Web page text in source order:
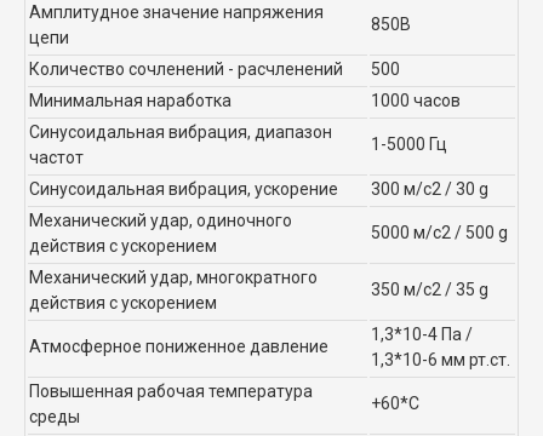
Амплитудное значение напряжения
цепи
850В
Количество сочленений - расчленений
500
Минимальная наработка
1000 часов
Синусоидальная вибрация, диапазон
частот
1-5000 Гц
Синусоидальная вибрация, ускорение
300 м/с2 / 30 g
Механический удар, одиночного
действия с ускорением
5000 м/с2 / 500 g
Механический удар, многократного
действия с ускорением
350 м/с2 / 35 g
Атмосферное пониженное давление
1,3*10-4 Па /
1,3*10-6 мм рт.ст.
Повышенная рабочая температура
среды
+60*С